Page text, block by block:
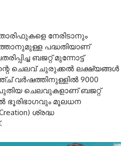
നേരിടാനും
പദ്ധതിയാണ്
ബജറ്റ് മുന്നോട്ട്
ചെലവ് ചുരുക്കൽ ലക്ഷ്യങ്ങൾ
വർഷത്തിനുള്ളിൽ 9000
ചെലവുകളാണ് ബജറ്റ്
ഭൂരിഭാഗവും മൂലധന
ശ്രദ്ധ